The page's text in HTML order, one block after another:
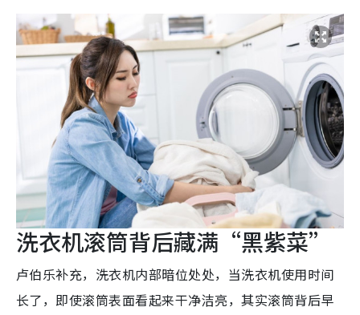
洗衣机滚筒背后藏满“黑紫菜”
卢伯乐补充，洗衣机内部暗位处处，当洗衣机使用时间
长了，即使滚筒表面看起来干净洁亮，其实滚筒背后早